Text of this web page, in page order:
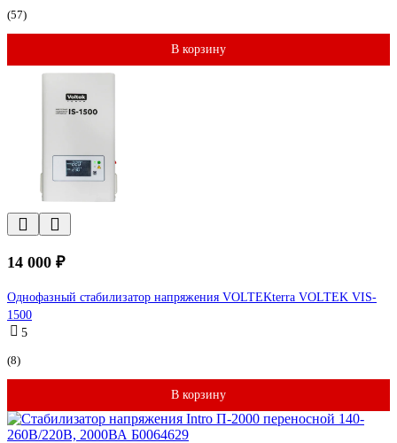
(57)
В корзину
14 000 ₽
Однофазный стабилизатор напряжения VOLTEKterra VOLTEK VIS-
1500
5
(8)
В корзину